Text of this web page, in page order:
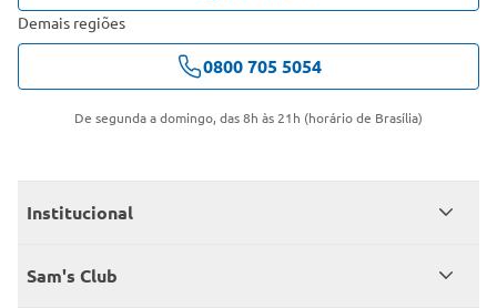
Demais regiões
0800 705 5054
De segunda a domingo, das 8h às 21h (horário de Brasília)
Institucional
Quem somos
Sam's Club